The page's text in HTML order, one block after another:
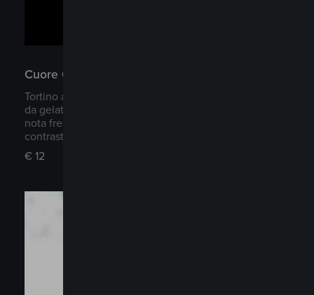
Cuore Caldo
Tortino al cioccolato dal cuore caldo, accompagnato
da gelato al passion fruit, che dona una piacevole
nota fresca ed esotica. Un soufflé caldo dal
contrasto armonioso e raffinato.
€ 12